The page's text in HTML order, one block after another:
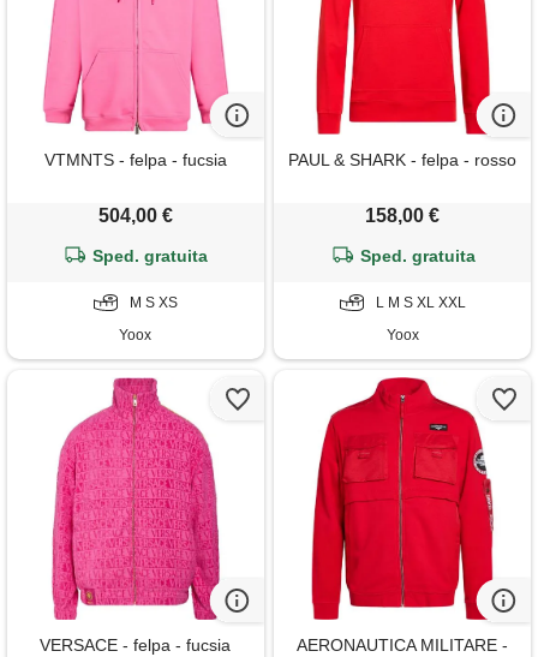
VTMNTS - felpa - fucsia
504,00 €
Sped. gratuita
M S XS
Yoox
PAUL & SHARK - felpa - rosso
158,00 €
Sped. gratuita
L M S XL XXL
Yoox
VERSACE - felpa - fucsia
AERONAUTICA MILITARE -